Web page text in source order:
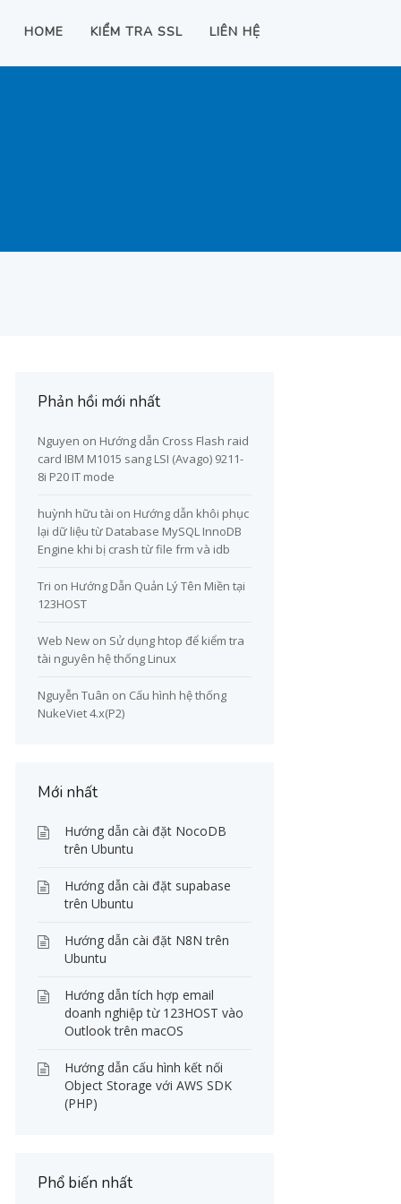
HOME KIỂM TRA SSL LIÊN HỆ
Phản hồi mới nhất
Nguyen on Hướng dẫn Cross Flash raid
card IBM M1015 sang LSI (Avago) 9211-
8i P20 IT mode
huỳnh hữu tài on Hướng dẫn khôi phục
lại dữ liệu từ Database MySQL InnoDB
Engine khi bị crash từ file frm và idb
Tri on Hướng Dẫn Quản Lý Tên Miền tại
123HOST
Web Newon Sử dụng htop để kiểm tra
tài nguyên hệ thống Linux
Nguyễn Tuân on Cấu hình hệ thống
NukeViet 4.x(P2)
Mới nhất
Hướng dẫn cài đặt NocoDB
trên Ubuntu
Hướng dẫn cài đặt supabase
trên Ubuntu
Hướng dẫn cài đặt N8N trên
Ubuntu
Hướng dẫn tích hợp email
doanh nghiệp từ 123HOST vào
Outlook trên macOS
Hướng dẫn cấu hình kết nối
Object Storage với AWS SDK
(PHP)
Phổ biến nhất